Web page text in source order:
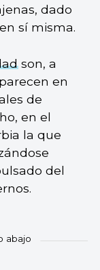
dado
sí misma.
son, a
en
de
en el
la que
del